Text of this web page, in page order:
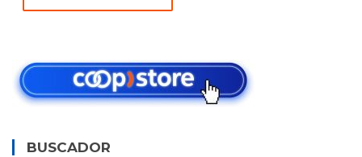
BUSCADOR